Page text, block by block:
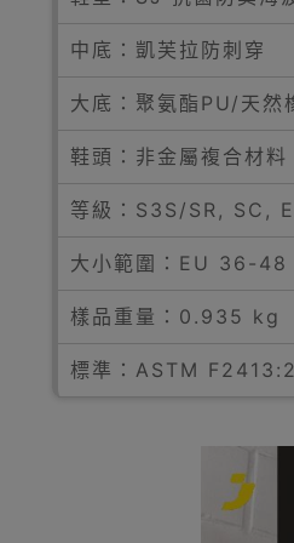
中底：凱芙拉防刺穿
大底：聚氨酯PU/天然
鞋頭：非金屬複合材料
等級：S3S/SR, SC,
大小範圍：EU 36-48
樣品重量：0.935 kg
標準：ASTM